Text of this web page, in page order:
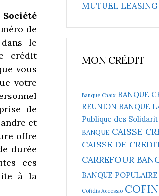
de
le
crédit
vous
votre
de
et
offre
durée
ces
à la
MUTUEL
MON CRÉDIT
Banque Chaix BANQUE
REUNION BANQUE
Publique des
BANQUE CAISSE
CAISSE DE
CARREFOUR
BANQUE POPULAIRE
Cofidis Accessio